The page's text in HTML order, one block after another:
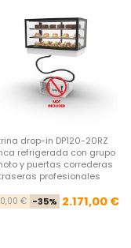
drop-in DP120-20RZ
refrigerada con grupo
y puertas correderas
profesionales
€ -35% 2.171,00 €